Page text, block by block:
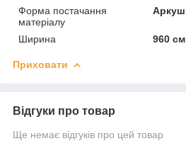
Форма постачання
матеріалу
Аркуш
Ширина 960 см
Приховати
Відгуки про товар
Ще немає відгуків про цей товар